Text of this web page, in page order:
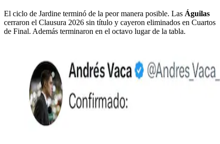
El ciclo de Jardine terminó de la peor manera posible. Las Águilas
cerraron el Clausura 2026 sin título y cayeron eliminados en Cuartos
de Final. Además terminaron en el octavo lugar de la tabla.